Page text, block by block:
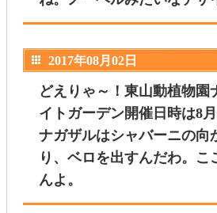
2017年08月02日
どえりゃ～！東山動植物
イトガーデン開催日時は8
ナガザルはシャバーニの向
り、ベロを出すんだわ。
んよ。